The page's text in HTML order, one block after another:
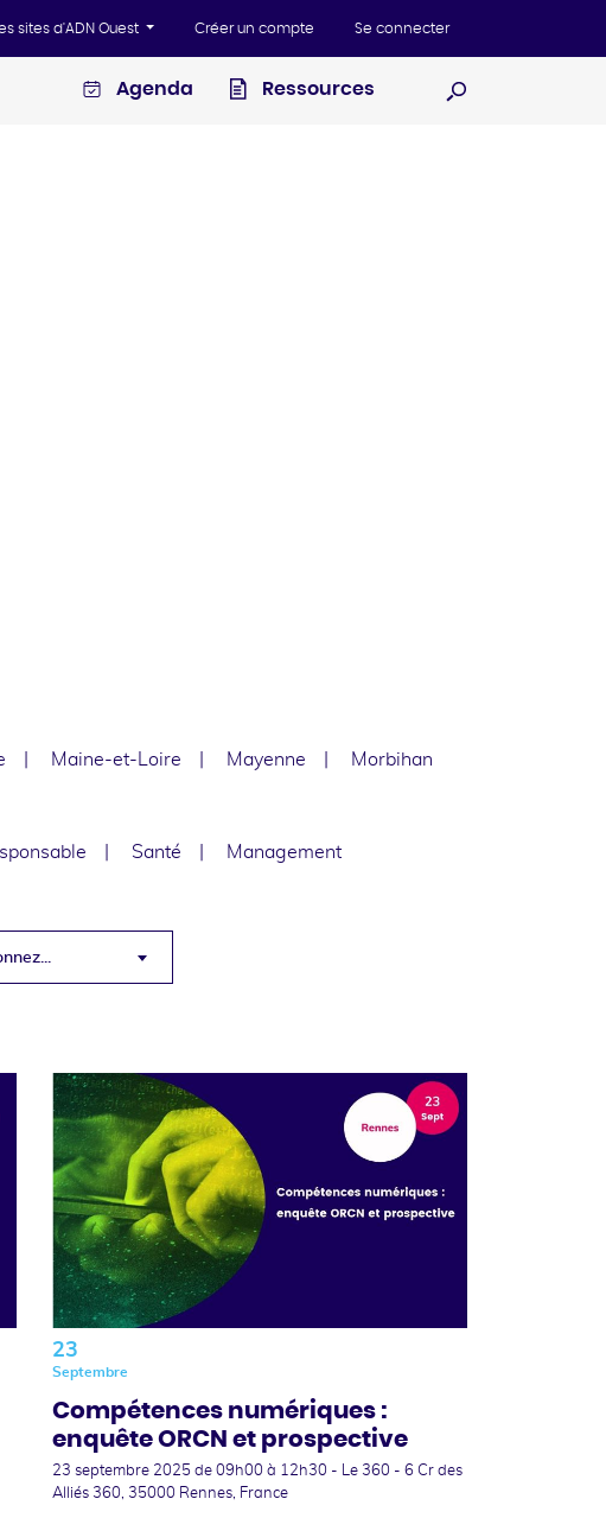
sites d'ADN Ouest Créer un compte Se connecter
Agenda
Ressources
Maine-et-Loire Mayenne
Morbihan
Santé
Management
23
Septembre
Compétences numériques :
enquête ORCN et prospective
23 septembre 2025 de 09h00 à 12h30 - Le 360 - 6 Cr des
Alliés 360, 35000 Rennes, France